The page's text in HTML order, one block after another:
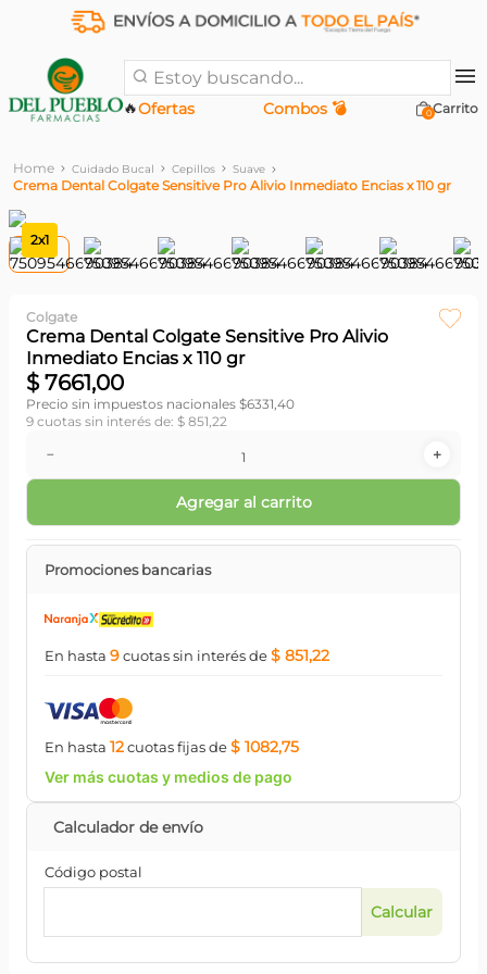
Estoy buscando...
Ofertas
🔥 Combos 💣 0
Cuidado Bucal Cepillos Suave
Crema Dental Colgate Sensitive Pro Alivio Inmediato Encias x 110 gr
2x1
Colgate
Crema Dental Colgate Sensitive Pro Alivio
Inmediato Encias x 110 gr
$ 7661,00
Precio sin impuestos nacionales $6331,40
9 cuotas sin interés de: $ 851,22
＋
－
Agregar al carrito
Promociones bancarias
En hasta 9cuotassin interésde$ 851,22
En hasta 12cuotasfijasde$ 1082,75
Ver más cuotas y medios de pago
Código postal